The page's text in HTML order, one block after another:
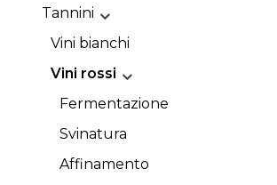
Tannini
Vini bianchi
Vini rossi
Fermentazione
Svinatura
Affinamento